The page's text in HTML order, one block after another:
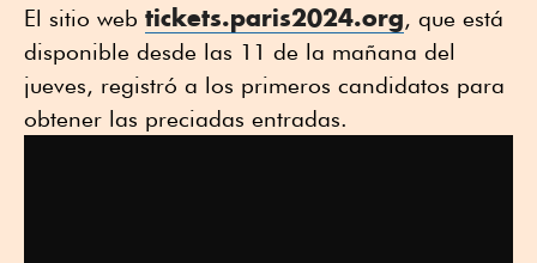
El sitio web tickets.paris2024.org, que está
disponible desde las 11 de la mañana del
jueves, registró a los primeros candidatos para
obtener las preciadas entradas.